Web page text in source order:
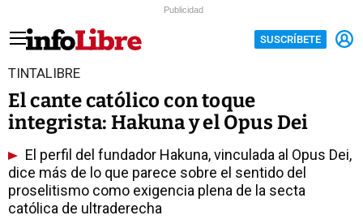
Publicidad
SUSCRÍBETE
TINTALIBRE
El cante católico con toque
integrista: Hakuna y el Opus Dei
El perfil del fundador Hakuna, vinculada al Opus Dei,
dice más de lo que parece sobre el sentido del
proselitismo como exigencia plena de la secta
católica de ultraderecha